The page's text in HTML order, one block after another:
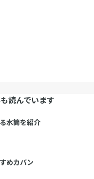
読んでいます
水筒を紹介
めカバン